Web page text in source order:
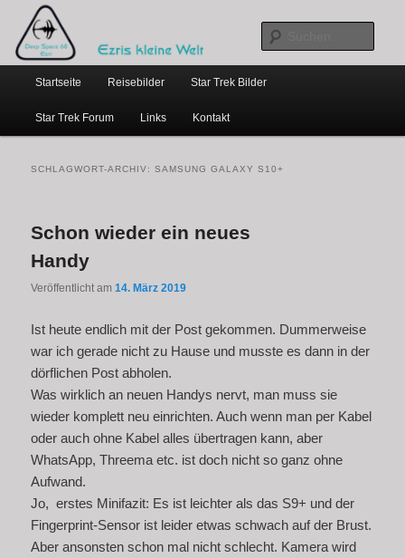
primären
Inhalt
springen
sekundären
Inhalt
springen
Ezris kleine Welt
…weil bloggen so schick ist
Hauptmenü
Startseite Reisebilder Star Trek Bilder
Star Trek Forum Links Kontakt
SCHLAGWORT-ARCHIV:SAMSUNG GALAXY S10+
Schon wieder ein neues
Handy
Veröffentlicht am14. März 2019
Ist heute endlich mit der Post gekommen. Dummerweise
war ich gerade nicht zu Hause und musste es dann in der
dörflichen Post abholen.
Was wirklich an neuen Handys nervt, man muss sie
wieder komplett neu einrichten. Auch wenn man per Kabel
oder auch ohne Kabel alles übertragen kann, aber
WhatsApp, Threema etc. ist doch nicht so ganz ohne
Aufwand.
Jo, erstes Minifazit: Es ist leichter als das S9+ und der
Fingerprint-Sensor ist leider etwas schwach auf der Brust.
Aber ansonsten schon mal nicht schlecht. Kamera wird